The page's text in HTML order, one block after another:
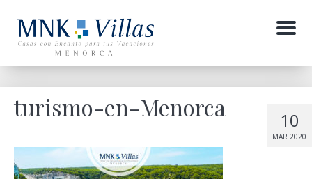
Menu
10
MAR 2020
turismo-en-Menorca